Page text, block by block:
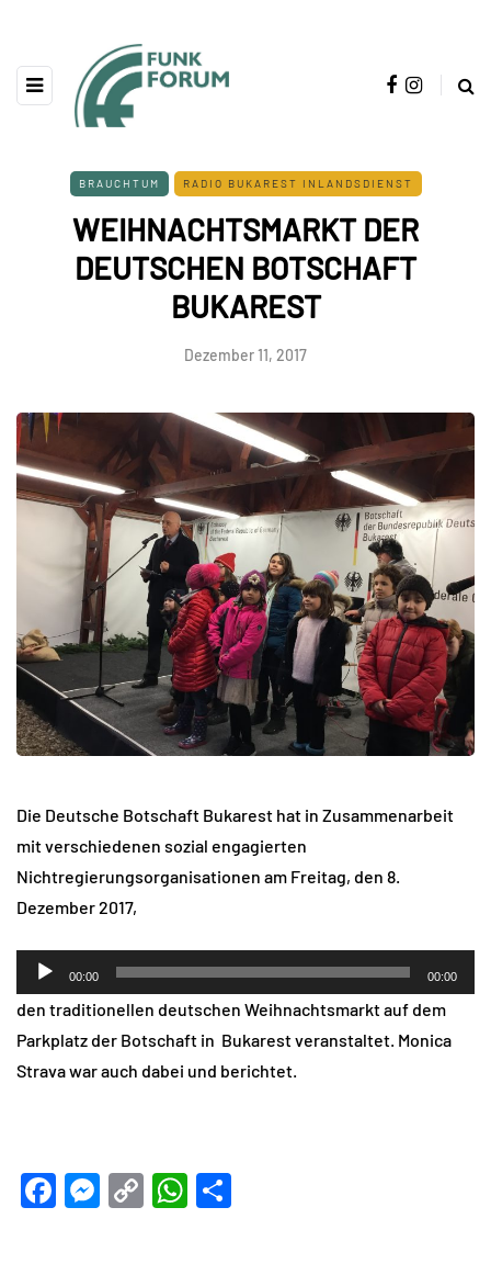
BRAUCHTUM RADIO BUKAREST INLANDSDIENST
WEIHNACHTSMARKT DER
DEUTSCHEN BOTSCHAFT
BUKAREST
Dezember 11, 2017
Die Deutsche Botschaft Bukarest hat in Zusammenarbeit
mit verschiedenen sozial engagierten
Nichtregierungsorganisationen am Freitag, den 8.
Dezember 2017,
Audio-
Player
00:00 00:00
den traditionellen deutschen Weihnachtsmarkt auf dem
Parkplatz der Botschaft in Bukarest veranstaltet. Monica
Strava war auch dabei und berichtet.
Facebook
Messenger
CopyWhatsApp